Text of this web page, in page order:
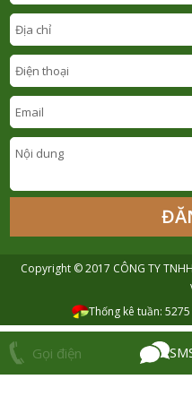
Copyright © 2017 CÔNG TY
Thống kê tuần: 5275
Gọi điện